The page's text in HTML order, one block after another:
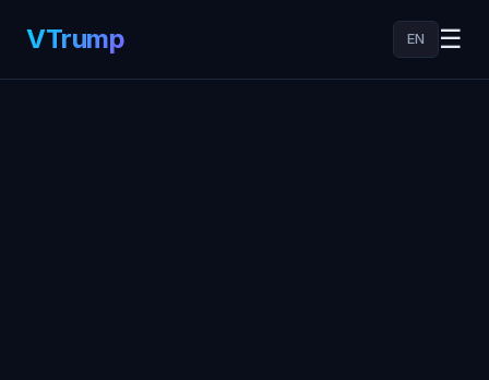
VTrump EN ☰